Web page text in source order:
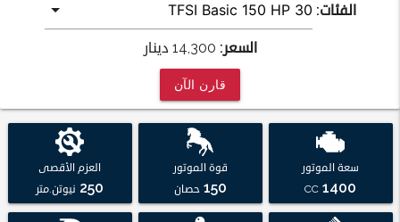
الفئات:
السعر: 14,300 دينار
قارن الآن
سعة الموتور
1400
CC
قوة الموتور
150 حصان
العزم الأقصى
250 نيوتن.متر